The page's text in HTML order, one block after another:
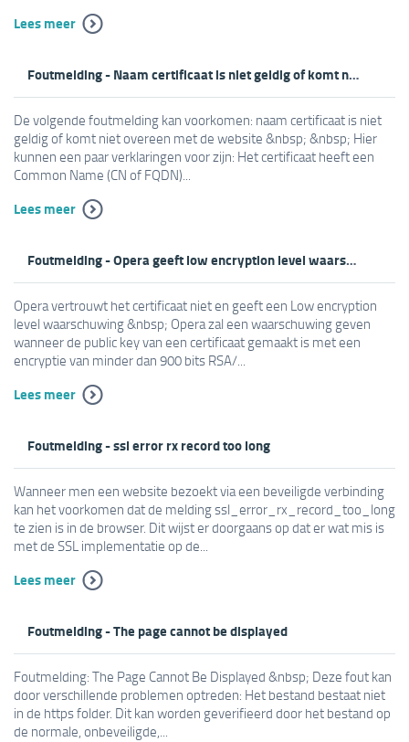
Lees meer
Foutmelding - Naam certificaat is niet geldig of komt niet overeen met de website
De volgende foutmelding kan voorkomen: naam certificaat is niet
geldig of komt niet overeen met de website &nbsp; &nbsp; Hier
kunnen een paar verklaringen voor zijn: Het certificaat heeft een
Common Name (CN of FQDN)...
Lees meer
Foutmelding - Opera geeft low encryption level waarschuwing
Opera vertrouwt het certificaat niet en geeft een Low encryption
level waarschuwing &nbsp; Opera zal een waarschuwing geven
wanneer de public key van een certificaat gemaakt is met een
encryptie van minder dan 900 bits RSA/...
Lees meer
Foutmelding - ssl error rx record too long
Wanneer men een website bezoekt via een beveiligde verbinding
kan het voorkomen dat de melding ssl_error_rx_record_too_long
te zien is in de browser. Dit wijst er doorgaans op dat er wat mis is
met de SSL implementatie op de...
Lees meer
Foutmelding - The page cannot be displayed
Foutmelding: The Page Cannot Be Displayed &nbsp; Deze fout kan
door verschillende problemen optreden: Het bestand bestaat niet
in de https folder. Dit kan worden geverifieerd door het bestand op
de normale, onbeveiligde,...